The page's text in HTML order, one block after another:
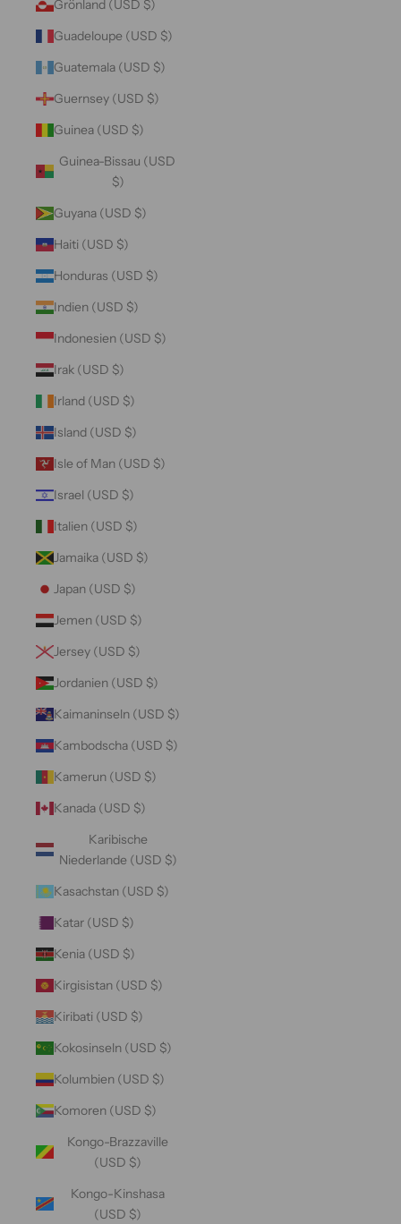
Grönland (USD $)
Guadeloupe (USD $)
Guatemala (USD $)
Guernsey (USD $)
Guinea (USD $)
Guinea-Bissau (USD
$)
Guyana (USD $)
Haiti (USD $)
Honduras (USD $)
Indien (USD $)
Indonesien (USD $)
Irak (USD $)
Irland (USD $)
Island (USD $)
Isle of Man (USD $)
Israel (USD $)
Italien (USD $)
Jamaika (USD $)
Japan (USD $)
Jemen (USD $)
Jersey (USD $)
Jordanien (USD $)
Kaimaninseln (USD $)
Kambodscha (USD $)
Kamerun (USD $)
Kanada (USD $)
Karibische
Niederlande (USD $)
Kasachstan (USD $)
Katar (USD $)
Kenia (USD $)
Kirgisistan (USD $)
Kiribati (USD $)
Kokosinseln (USD $)
Kolumbien (USD $)
Komoren (USD $)
Kongo-Brazzaville
(USD $)
Kongo-Kinshasa
(USD $)